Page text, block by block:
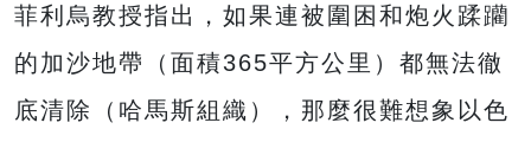
菲利烏教授指出，如果連被圍困和炮火蹂躪
的加沙地帶（面積365平方公里）都無法徹
底清除（哈馬斯組織），那麼很難想象以色